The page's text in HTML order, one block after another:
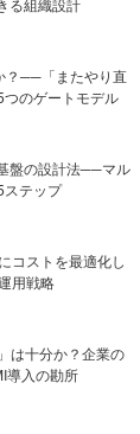
る組織設計
？──「またやり直
のゲートモデル
盤の設計法──マル
ステップ
コストを最適化し
用戦略
は十分か？企業の
導入の勘所